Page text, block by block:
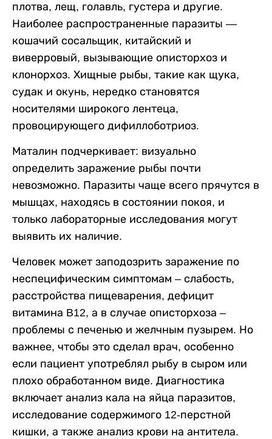
плотва, лещ, голавль, густера и другие.
Наиболее распространенные паразиты —
кошачий сосальщик, китайский и
виверровый, вызывающие описторхоз и
клонорхоз. Хищные рыбы, такие как щука,
судак и окунь, нередко становятся
носителями широкого лентеца,
провоцирующего дифиллоботриоз.
Маталин подчеркивает: визуально
определить заражение рыбы почти
невозможно. Паразиты чаще всего прячутся в
мышцах, находясь в состоянии покоя, и
только лабораторные исследования могут
выявить их наличие.
Человек может заподозрить заражение по
неспецифическим симптомам – слабость,
расстройства пищеварения, дефицит
витамина B12, а в случае описторхоза –
проблемы с печенью и желчным пузырем. Но
важнее, чтобы это сделал врач, особенно
если пациент употреблял рыбу в сыром или
плохо обработанном виде. Диагностика
включает анализ кала на яйца паразитов,
исследование содержимого 12-перстной
кишки, а также анализ крови на антитела.